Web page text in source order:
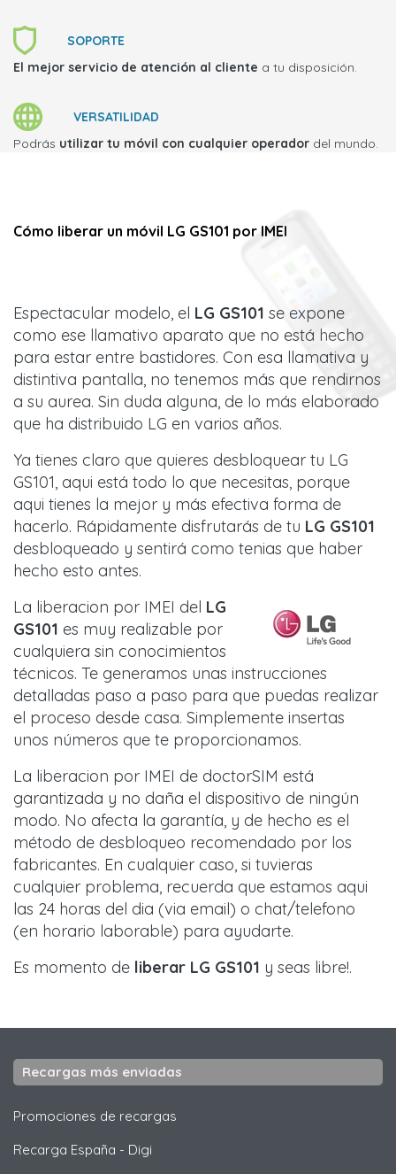
SOPORTE
El mejor servicio de atención al cliente a tu disposición.
VERSATILIDAD
Podrás utilizar tu móvil con cualquier operador del mundo.
Cómo liberar un móvil LG GS101 por IMEI
Espectacular modelo, el LG GS101 se expone
como ese llamativo aparato que no está hecho
para estar entre bastidores. Con esa llamativa y
distintiva pantalla, no tenemos más que rendirnos
a su aurea. Sin duda alguna, de lo más elaborado
que ha distribuido LG en varios años.
Ya tienes claro que quieres desbloquear tu LG
GS101, aqui está todo lo que necesitas, porque
aqui tienes la mejor y más efectiva forma de
hacerlo. Rápidamente disfrutarás de tu LG GS101
desbloqueado y sentirá como tenias que haber
hecho esto antes.
La liberacion por IMEI del LG
GS101 es muy realizable por
cualquiera sin conocimientos
técnicos. Te generamos unas instrucciones
detalladas paso a paso para que puedas realizar
el proceso desde casa. Simplemente insertas
unos números que te proporcionamos.
La liberacion por IMEI de doctorSIM está
garantizada y no daña el dispositivo de ningún
modo. No afecta la garantía, y de hecho es el
método de desbloqueo recomendado por los
fabricantes. En cualquier caso, si tuvieras
cualquier problema, recuerda que estamos aqui
las 24 horas del dia (via email) o chat/telefono
(en horario laborable) para ayudarte.
Es momento de liberar LG GS101 y seas libre!.
Recargas más enviadas
Promociones de recargas
Recarga España - Digi